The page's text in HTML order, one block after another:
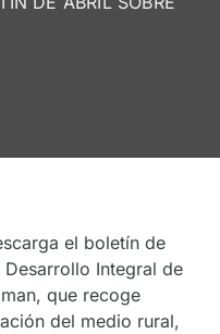
el boletín de
Integral de
que recoge
del medio rural,